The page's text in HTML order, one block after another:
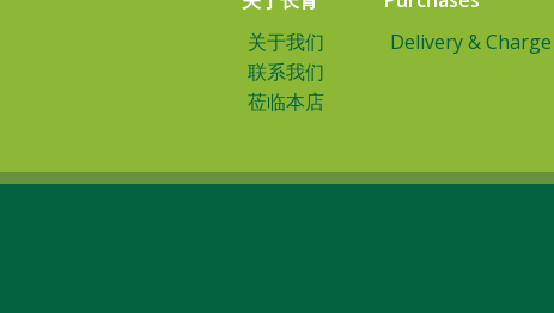
关于我们
联系我们
莅临本店
Delivery & Charge